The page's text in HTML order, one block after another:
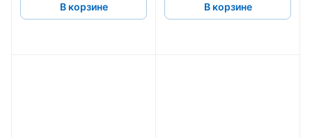
В корзине В корзине